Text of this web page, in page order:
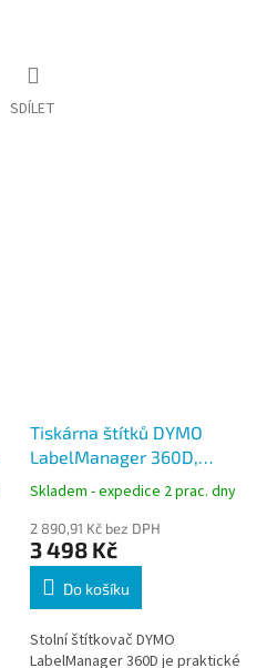
SDÍLET
Tiskárna štítků DYMO
LabelManager 360D,
QWERTY, dobíjecí, D1 6–19
Skladem - expedice 2 prac. dny
2 890,91 Kč bez DPH
3 498 Kč
Do košíku
Stolní štítkovač DYMO
LabelManager 360D je praktické